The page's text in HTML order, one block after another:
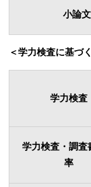
小論文
＜学力検査に基づ
学力検査
学力検査・調査
率